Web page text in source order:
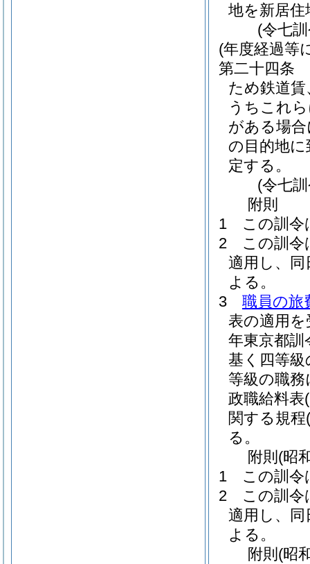
地を新居
(令七
(年度経過等
第二十四条
ため鉄道
うちこれ
がある場
の目的地
定する。
(令七
附則
1
この訓令
2
この訓令
適用し、
よる。
3
職員の旅
表の適用
年東京都訓
基く四等
等級の職
政職給料表
関する規程
る。
附則 (昭
1
この訓令
2
この訓令
適用し、
よる。
附則 (昭